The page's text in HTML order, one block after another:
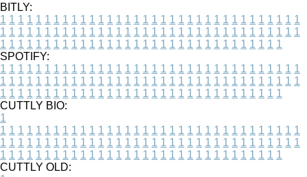
BITLY:
1 1 1 1 1 1 1 1 1 1 1 1 1 1 1 1 1 1 1 1 1 1 1 1 1 1 1 1 1 1 1 1 1 1
1 1 1 1 1 1 1 1 1 1 1 1 1 1 1 1 1 1 1 1 1 1 1 1 1 1 1 1 1 1 1 1 1 1
1 1 1 1 1 1 1 1 1 1 1 1 1 1 1 1 1 1 1 1 1 1 1 1 1 1 1 1 1 1 1 1
SPOTIFY:
1 1 1 1 1 1 1 1 1 1 1 1 1 1 1 1 1 1 1 1 1 1 1 1 1 1 1 1 1 1 1 1 1 1
1 1 1 1 1 1 1 1 1 1 1 1 1 1 1 1 1 1 1 1 1 1 1 1 1 1 1 1 1 1 1 1 1 1
1 1 1 1 1 1 1 1 1 1 1 1 1 1 1 1 1 1 1 1 1 1 1 1 1 1 1 1 1 1 1 1
CUTTLY BIO:
1
1 1 1 1 1 1 1 1 1 1 1 1 1 1 1 1 1 1 1 1 1 1 1 1 1 1 1 1 1 1 1 1 1 1
1 1 1 1 1 1 1 1 1 1 1 1 1 1 1 1 1 1 1 1 1 1 1 1 1 1 1 1 1 1 1 1 1 1
1 1 1 1 1 1 1 1 1 1 1 1 1 1 1 1 1 1 1 1 1 1 1 1 1 1 1 1 1 1 1 1
CUTTLY OLD: